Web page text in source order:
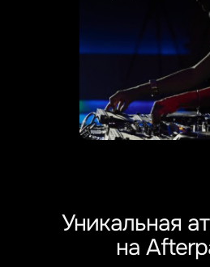
Уникальная
на